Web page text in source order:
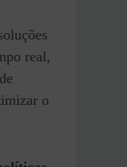
real,
o